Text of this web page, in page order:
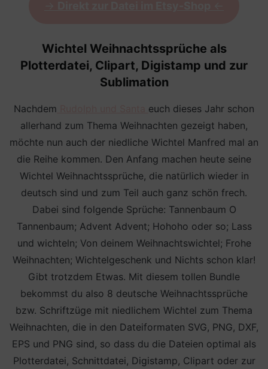
Wichtel Weihnachtssprüche als
Plotterdatei, Clipart, Digistamp und zur
Sublimation
Nachdem
euch dieses Jahr schon
allerhand zum Thema Weihnachten gezeigt haben,
möchte nun auch der niedliche Wichtel Manfred mal an
die Reihe kommen. Den Anfang machen heute seine
Wichtel Weihnachtssprüche, die natürlich wieder in
deutsch sind und zum Teil auch ganz schön frech.
Dabei sind folgende Sprüche: Tannenbaum O
Tannenbaum; Advent Advent; Hohoho oder so; Lass
und wichteln; Von deinem Weihnachtswichtel; Frohe
Weihnachten; Wichtelgeschenk und Nichts schon klar!
Gibt trotzdem Etwas. Mit diesem tollen Bundle
bekommst du also 8 deutsche Weihnachtssprüche
bzw. Schriftzüge mit niedlichem Wichtel zum Thema
Weihnachten, die in den Dateiformaten SVG, PNG, DXF,
EPS und PNG sind, so dass du die Dateien optimal als
Plotterdatei, Schnittdatei, Digistamp, Clipart oder zur